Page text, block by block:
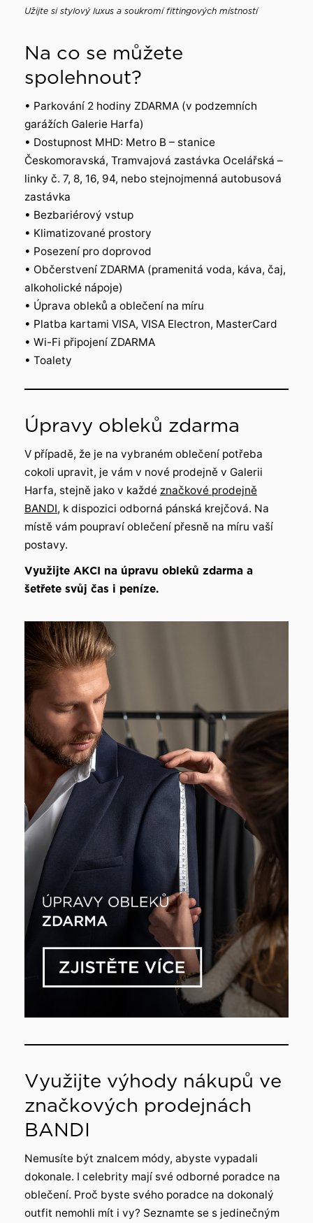
Užijte si stylový luxus a soukromí fittingových místností
Na co se můžete
spolehnout?
• Parkování 2 hodiny ZDARMA (v podzemních
garážích Galerie Harfa)
• Dostupnost MHD: Metro B – stanice
Českomoravská, Tramvajová zastávka Ocelářská –
linky č. 7, 8, 16, 94, nebo stejnojmenná autobusová
zastávka
• Bezbariérový vstup
• Klimatizované prostory
• Posezení pro doprovod
• Občerstvení ZDARMA (pramenitá voda, káva, čaj,
alkoholické nápoje)
• Úprava obleků a oblečení na míru
• Platba kartami VISA, VISA Electron, MasterCard
• Wi-Fi připojení ZDARMA
• Toalety
Úpravy obleků zdarma
V případě, že je na vybraném oblečení potřeba
cokoli upravit, je vám v nové prodejně v Galerii
Harfa, stejně jako v každé značkové prodejně
BANDI, k dispozici odborná pánská krejčová. Na
místě vám poupraví oblečení přesně na míru vaší
postavy.
Využijte AKCI na úpravu obleků zdarma a
šetřete svůj čas i peníze.
Využijte výhody nákupů ve
značkových prodejnách
BANDI
Nemusíte být znalcem módy, abyste vypadali
dokonale. I celebrity mají své odborné poradce na
oblečení. Proč byste svého poradce na dokonalý
outfit nemohli mít i vy? Seznamte se s jedinečným